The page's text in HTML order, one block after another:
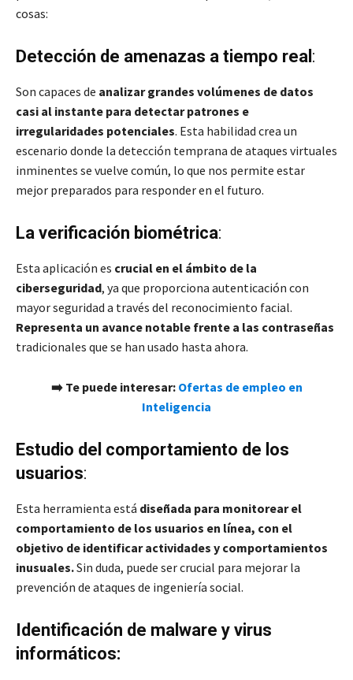
cosas:
Detección de amenazas a tiempo real :
Son capaces de analizar grandes volúmenes de datos
casi al instante para detectar patrones e
irregularidades potenciales. Esta habilidad crea un
escenario donde la detección temprana de ataques virtuales
inminentes se vuelve común, lo que nos permite estar
mejor preparados para responder en el futuro.
La verificación biométrica:
Esta aplicación es crucial en el ámbito de la
ciberseguridad, ya que proporciona autenticación con
mayor seguridad a través del reconocimiento facial.
Representa un avance notable frente a las contraseñas
tradicionales que se han usado hasta ahora.
➡️ Te puede interesar: Ofertas de empleo en
Inteligencia
Estudio del comportamiento de los
usuarios:
Esta herramienta está diseñada para monitorear el
comportamiento de los usuarios en línea, con el
objetivo de identificar actividades y comportamientos
inusuales.Sin duda, puede ser crucial para mejorar la
prevención de ataques de ingeniería social.
Identificación de malware y virus
informáticos: